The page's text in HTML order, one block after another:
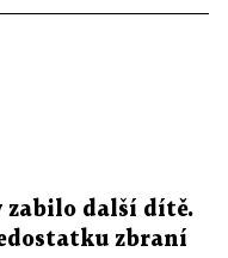
zabilo další dítě.
zbraní